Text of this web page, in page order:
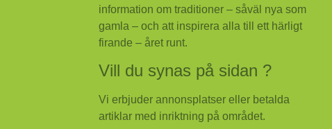
information om traditioner – såväl nya som
gamla – och att inspirera alla till ett härligt
firande – året runt.
Vill du synas på sidan ?
Vi erbjuder annonsplatser eller betalda
artiklar med inriktning på området.